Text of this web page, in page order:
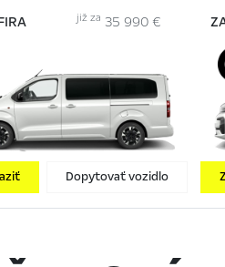
již za 35 990 €
Dopytovať vozidlo